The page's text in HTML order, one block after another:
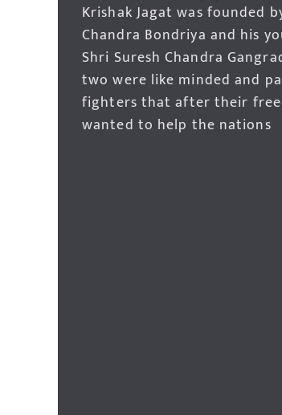
Krishak Jagat was founded
Chandra Bondriya and his
Shri Suresh Chandra
two were like minded and
fighters that after their
wanted to help the nations